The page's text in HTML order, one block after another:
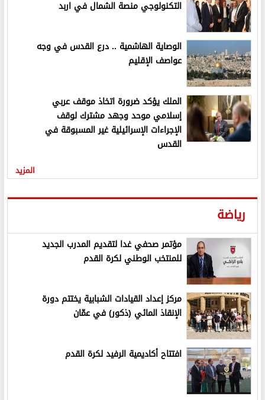
التكنولوجي منصة الشمال في اربد
الوصاية الهاشمية .. درع القدس في وجه
عواصف الإقليم
الملك يؤكد ضرورة اتخاذ موقف عربي
إسلامي موحد وجهد مشترك لوقف
الإجراءات الإسرائيلية غير المسبوقة في
القدس
المزيد
رياضة
مؤتمر صحفي غدا لتقديم المدرب الجديد
للمنتخب الوطني لكرة القدم
مركز إعداد القيادات الشبابية يختتم دورة
الإنقاذ المائي (ذكور) في عمّان
افتتاح أكاديمية الرفيد لكرة القدم